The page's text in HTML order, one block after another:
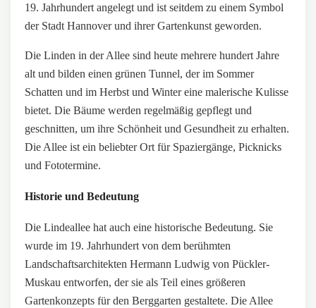
19. Jahrhundert angelegt und ist seitdem zu einem Symbol
der Stadt Hannover und ihrer Gartenkunst geworden.
Die Linden in der Allee sind heute mehrere hundert Jahre
alt und bilden einen grünen Tunnel, der im Sommer
Schatten und im Herbst und Winter eine malerische Kulisse
bietet. Die Bäume werden regelmäßig gepflegt und
geschnitten, um ihre Schönheit und Gesundheit zu erhalten.
Die Allee ist ein beliebter Ort für Spaziergänge, Picknicks
und Fototermine.
Historie und Bedeutung
Die Lindeallee hat auch eine historische Bedeutung. Sie
wurde im 19. Jahrhundert von dem berühmten
Landschaftsarchitekten Hermann Ludwig von Pückler-
Muskau entworfen, der sie als Teil eines größeren
Gartenkonzepts für den Berggarten gestaltete. Die Allee